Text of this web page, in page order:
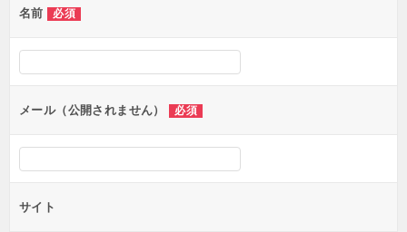
名前 必須
メール（公開されません） 必須
サイト